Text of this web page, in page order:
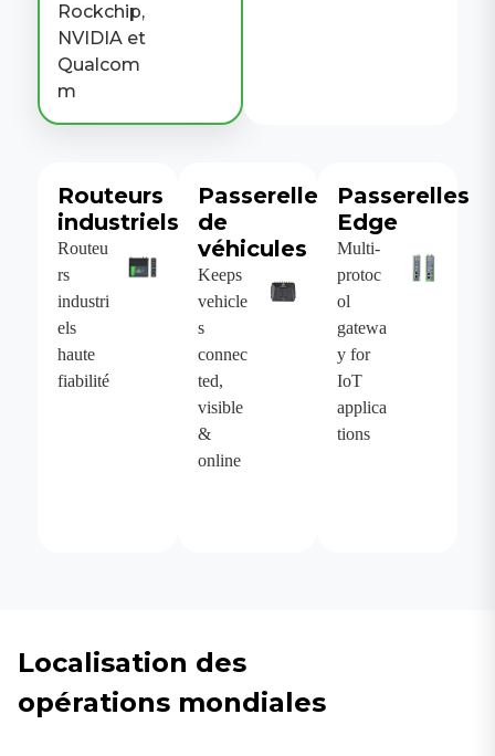
Rockchip,
NVIDIA et
Qualcom
m
Routeurs
industriels
Routeu
rs
industri
els
haute
fiabilité
Passerelles
de
véhicules
Keeps
vehicle
s
connec
ted,
visible
&
online
Passerelles
Edge
Multi-
protoc
ol
gatewa
y for
IoT
applica
tions
Localisation des
opérations mondiales